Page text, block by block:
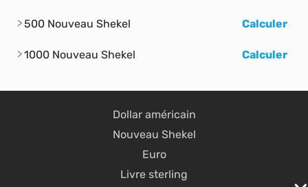
500 Nouveau Shekel Calculer
1000 Nouveau Shekel Calculer
Dollar américain
Nouveau Shekel
Euro
Livre sterling